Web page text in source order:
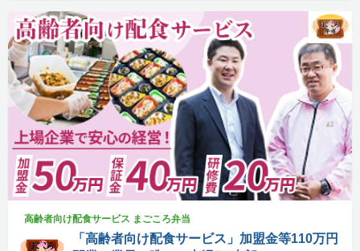
高齢者向け配食サービス まごころ弁当
「高齢者向け配食サービス」加盟金等110万円